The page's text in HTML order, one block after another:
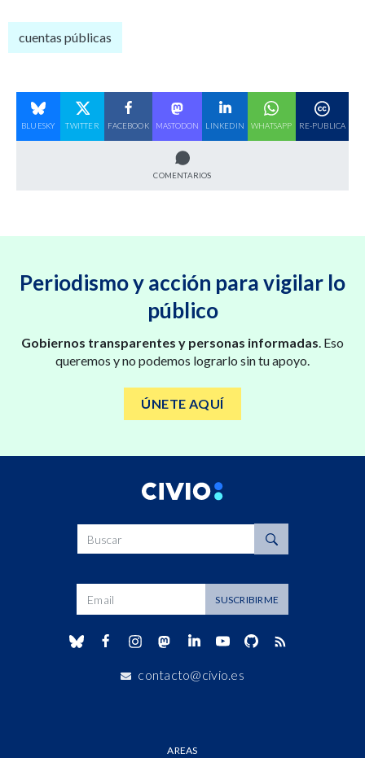
cuentas públicas
BLUESKY TWITTER FACEBOOK MASTODON LINKEDIN WHATSAPP RE-PUBLICA
COMENTARIOS
Periodismo y acción para vigilar lo
público
Gobiernos transparentes y personas informadas. Eso
queremos y no podemos lograrlo sin tu apoyo.
ÚNETE AQUÍ
SUSCRIBIRME
contacto@civio.es
AREAS